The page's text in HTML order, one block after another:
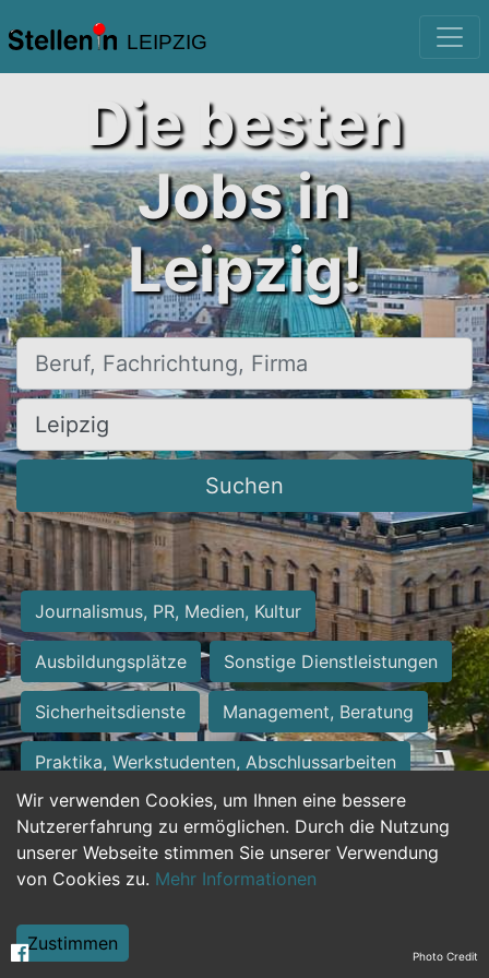
LEIPZIG
Wir verwenden Cookies, um Ihnen eine bessere
Nutzererfahrung zu ermöglichen. Durch die Nutzung
unserer Webseite stimmen Sie unserer Verwendung
von Cookies zu. Mehr Informationen
Zustimmen
Die besten
Jobs in
Leipzig!
Beruf, Fachrichtung, Firma
Ort, Stadt
Suchen
Journalismus, PR, Medien, Kultur
Ausbildungsplätze Sonstige Dienstleistungen
Sicherheitsdienste Management, Beratung
Praktika, Werkstudenten, Abschlussarbeiten
Personalwesen Assistenz, Sekretariat
Hilfskräfte, Aushilfs- und Nebenjobs
Weiterbildung, Studium, duale Ausbildung Photo Credit